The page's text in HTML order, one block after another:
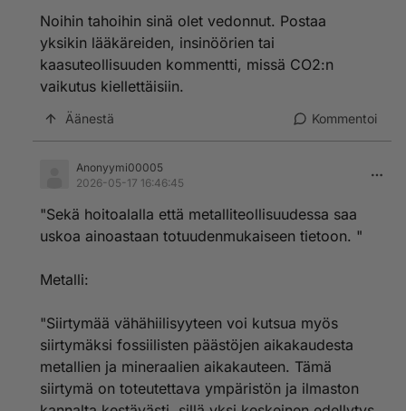
Noihin tahoihin sinä olet vedonnut. Postaa
yksikin lääkäreiden, insinöörien tai
kaasuteollisuuden kommentti, missä CO2:n
vaikutus kiellettäisiin.
Äänestä Kommentoi
Anonyymi00005
2026-05-17 16:46:45
"Sekä hoitoalalla että metalliteollisuudessa saa
uskoa ainoastaan totuudenmukaiseen tietoon. "
Metalli:
"Siirtymää vähähiilisyyteen voi kutsua myös
siirtymäksi fossiilisten päästöjen aikakaudesta
metallien ja mineraalien aikakauteen. Tämä
siirtymä on toteutettava ympäristön ja ilmaston